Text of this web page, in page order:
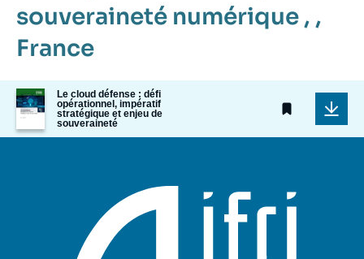
souveraineté numérique , ,
France
Image
de
couverture
de
Le cloud défense : défi
opérationnel, impératif
stratégique et enjeu de
souveraineté